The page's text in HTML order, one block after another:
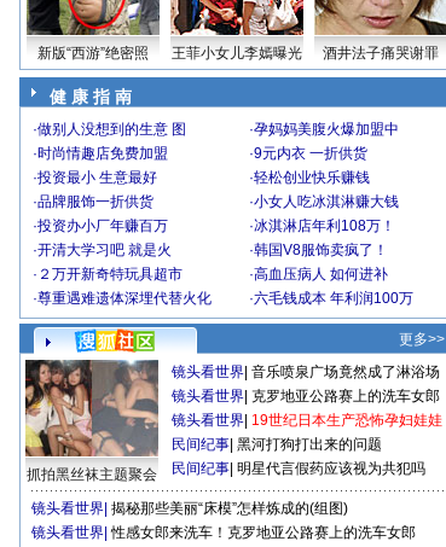
新版“西游”绝密照 王菲小女儿李嫣曝光 酒井法子痛哭谢罪
健 康 指 南
·做别人没想到的生意 图 ·孕妈妈美腹火爆加盟中
·时尚情趣店免费加盟 ·9元内衣 一折供货
·投资最小 生意最好 ·轻松创业快乐赚钱
·品牌服饰一折供货 ·小女人吃冰淇淋赚大钱
·投资办小厂年赚百万 ·冰淇淋店年利108万！
·开清大学习吧 就是火 ·韩国V8服饰卖疯了！
· ２万开新奇特玩具超市 ·高血压病人 如何进补
·尊重遇难遗体深埋代替火化 ·六毛钱成本 年利润100万
更多>>
抓拍黑丝袜主题聚会
镜头看世界 音乐喷泉广场竟然成了淋浴场
镜头看世界 克罗地亚公路赛上的洗车女郎
镜头看世界 19世纪日本生产恐怖孕妇娃娃
民间纪事 黑河打狗打出来的问题
民间纪事 明星代言假药应该视为共犯吗
镜头看世界 揭秘那些美丽“床模”怎样炼成的(组图)
镜头看世界 性感女郎来洗车！克罗地亚公路赛上的洗车女郎